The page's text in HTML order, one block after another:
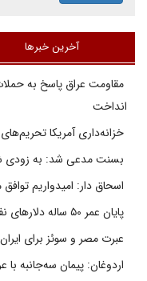
آخرین خبرها
مقاومت عراق پاسخ به
انداخت
خزانه‌داری آمریکا
بسنت مدعی شد: به زودی
اسحاق دار: امیدواریم
پایان عمر ۵۰ ساله دلارهای نفتی به دست ایران
عبرت مصر و سوئز برای
اردوغان: پیمان سه‌جانبه